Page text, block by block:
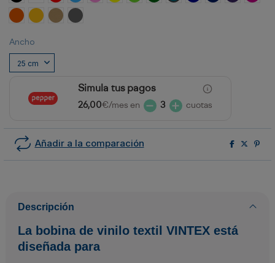
NaranjaAmarillo Calabaza
Tierra Gris
Ancho
Simula tus pagos
26,00€/mes en 3 cuotas
Añadir a la comparación
Descripción
La bobina de vinilo textil VINTEX está
diseñada para